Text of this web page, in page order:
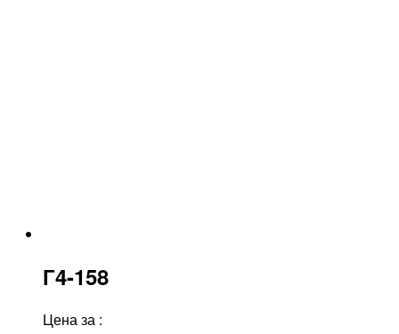
Г4-158
Цена за :